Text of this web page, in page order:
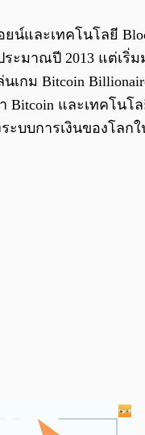
น์และเทคโนโลยี
ะมาณปี 2013 แต่เริ่
นเกม Bitcoin
Bitcoin และเทคโนโล
ะบบการเงินของโลก